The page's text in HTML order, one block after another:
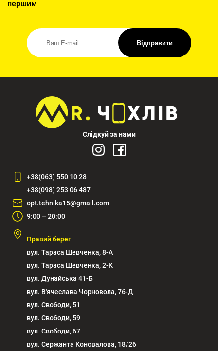
першим
Відправити
Слідкуй за нами
+38(063) 550 10 28
+38(098) 253 06 487
opt.tehnika15@gmail.com
9:00 – 20:00
Правий берег
вул. Тараса Шевченка, 8-А
вул. Тараса Шевченка, 2-К
вул. Дунайська 41-Б
вул. В'ячеслава Чорновола, 76-Д
вул. Свободи, 51
вул. Свободи, 59
вул. Свободи, 67
вул. Сержанта Коновалова, 18/26